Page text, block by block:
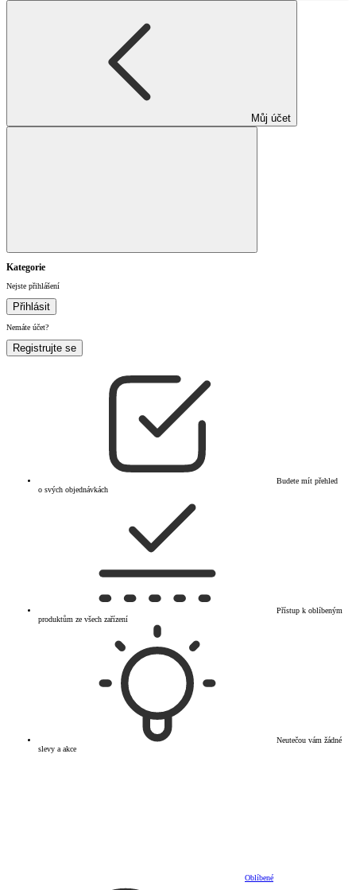
Můj účet
Kategorie
Nejste přihlášení
Přihlásit
Nemáte účet?
Registrujte se
Budete mít přehled
o svých objednávkách
Přístup k oblíbeným
produktům ze všech zařízení
Neutečou vám žádné
slevy a akce
Oblíbené